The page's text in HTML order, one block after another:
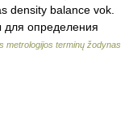
density balance vok.
для определения
metrologijos terminų žodynas